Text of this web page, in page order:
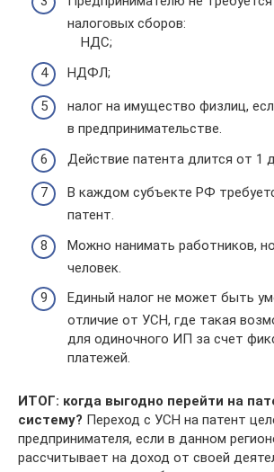
налоговых сборов:
НДС;
НДФЛ;
налог на имущество физлиц,
в предпринимательстве.
Действие патента длится от 1
В каждом субъекте РФ
патент.
Можно нанимать работников,
человек.
Единый налог не может быть
отличие от УСН, где такая
для одиночного ИП за счет
платежей.
ИТОГ: когда выгодно перейти на
систему? Переход с УСН на патент
предпринимателя, если в данном
рассчитывает на доход от своей